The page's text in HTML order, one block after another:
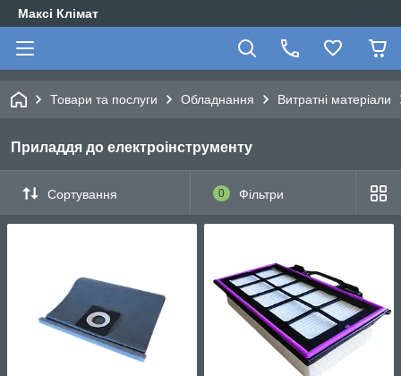
Максі Клімат
Товари та послуги Обладнання Витратні матеріали
Приладдя до електроінструменту
Сортування 0 Фільтри